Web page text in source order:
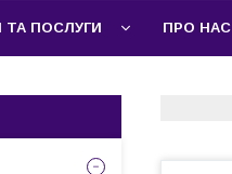
ТА ПОСЛУГИ ПРО НАС